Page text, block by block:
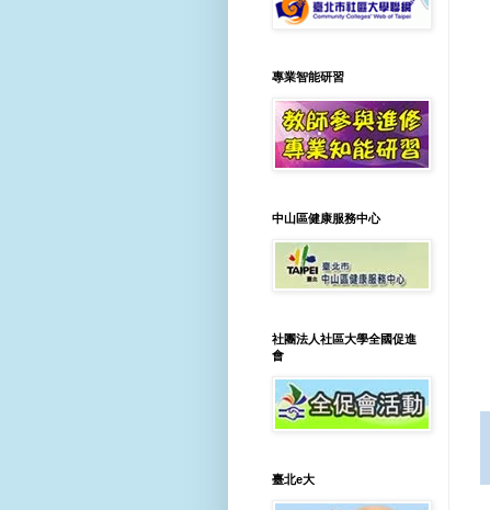
專業智能研習
中山區健康服務中心
社團法人社區大學全國促進
會
臺北e大